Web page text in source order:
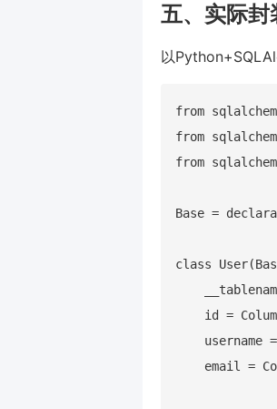
五、实际封
以
from
from
from
Base =
class
id =
username
email =